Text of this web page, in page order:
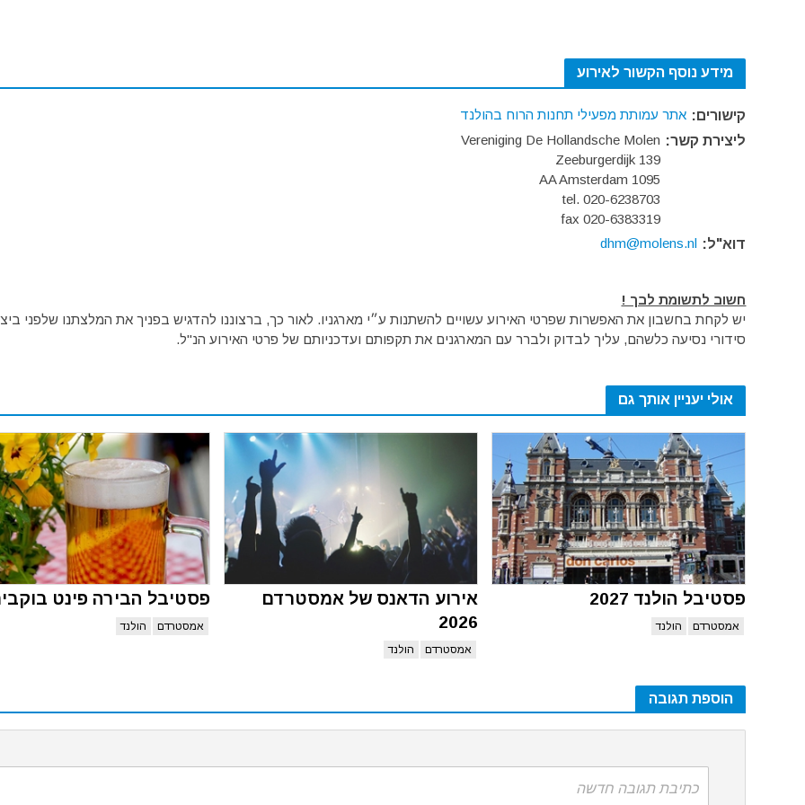
מידע נוסף הקשור לאירוע
קישורים: אתר עמותת מפעילי תחנות הרוח בהולנד
ליצירת קשר: Vereniging De Hollandsche Molen
Zeeburgerdijk 139
1095 AA Amsterdam
tel. 020-6238703
fax 020-6383319
דוא"ל: dhm@molens.nl
חשוב לתשומת לבך !
יש לקחת בחשבון את האפשרות שפרטי האירוע עשויים להשתנות ע״י מארגניו. לאור כך, ברצוננו להדגיש בפניך את המלצתנו שלפני
סידורי נסיעה כלשהם, עליך לבדוק ולברר עם המארגנים את תקפותם ועדכניותם של פרטי האירוע הנ"ל.
אולי יעניין אותך גם
פסטיבל הולנד 2027
אמסטרדם הולנד
אירוע הדאנס של אמסטרדם
2026
אמסטרדם הולנד
פסטיבל הבירה פינט
אמסטרדם הולנד
הוספת תגובה
כתיבת תגובה חדשה